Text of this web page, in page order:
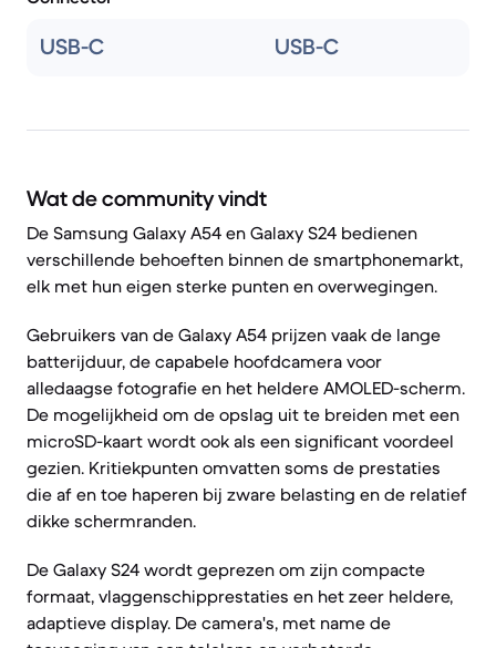
USB-C USB-C
Wat de community vindt
De Samsung Galaxy A54 en Galaxy S24 bedienen
verschillende behoeften binnen de smartphonemarkt,
elk met hun eigen sterke punten en overwegingen.
Gebruikers van de Galaxy A54 prijzen vaak de lange
batterijduur, de capabele hoofdcamera voor
alledaagse fotografie en het heldere AMOLED-scherm.
De mogelijkheid om de opslag uit te breiden met een
microSD-kaart wordt ook als een significant voordeel
gezien. Kritiekpunten omvatten soms de prestaties
die af en toe haperen bij zware belasting en de relatief
dikke schermranden.
De Galaxy S24 wordt geprezen om zijn compacte
formaat, vlaggenschipprestaties en het zeer heldere,
adaptieve display. De camera's, met name de